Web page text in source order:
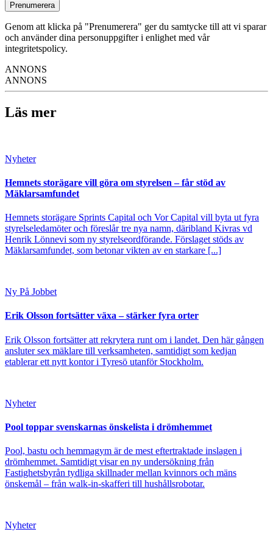
Prenumerera
Genom att klicka på "Prenumerera" ger du samtycke till att vi sparar
och använder dina personuppgifter i enlighet med vår
integritetspolicy.
ANNONS
ANNONS
Läs mer
Nyheter
Hemnets storägare vill göra om styrelsen – får stöd av
Mäklarsamfundet
Hemnets storägare Sprints Capital och Vor Capital vill byta ut fyra
styrelseledamöter och föreslår tre nya namn, däribland Kivras vd
Henrik Lönnevi som ny styrelseordförande. Förslaget stöds av
Mäklarsamfundet, som betonar vikten av en starkare [...]
Ny På Jobbet
Erik Olsson fortsätter växa – stärker fyra orter
Erik Olsson fortsätter att rekrytera runt om i landet. Den här gången
ansluter sex mäklare till verksamheten, samtidigt som kedjan
etablerar ett nytt kontor i Tyresö utanför Stockholm.
Nyheter
Pool toppar svenskarnas önskelista i drömhemmet
Pool, bastu och hemmagym är de mest eftertraktade inslagen i
drömhemmet. Samtidigt visar en ny undersökning från
Fastighetsbyrån tydliga skillnader mellan kvinnors och mäns
önskemål – från walk-in-skafferi till hushållsrobotar.
Nyheter